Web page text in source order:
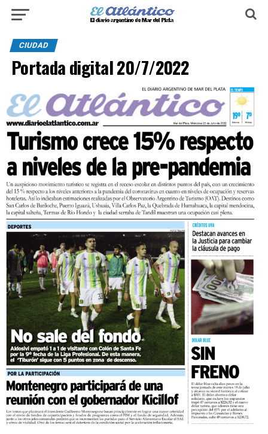
CIUDAD
Portada digital 20/7/2022